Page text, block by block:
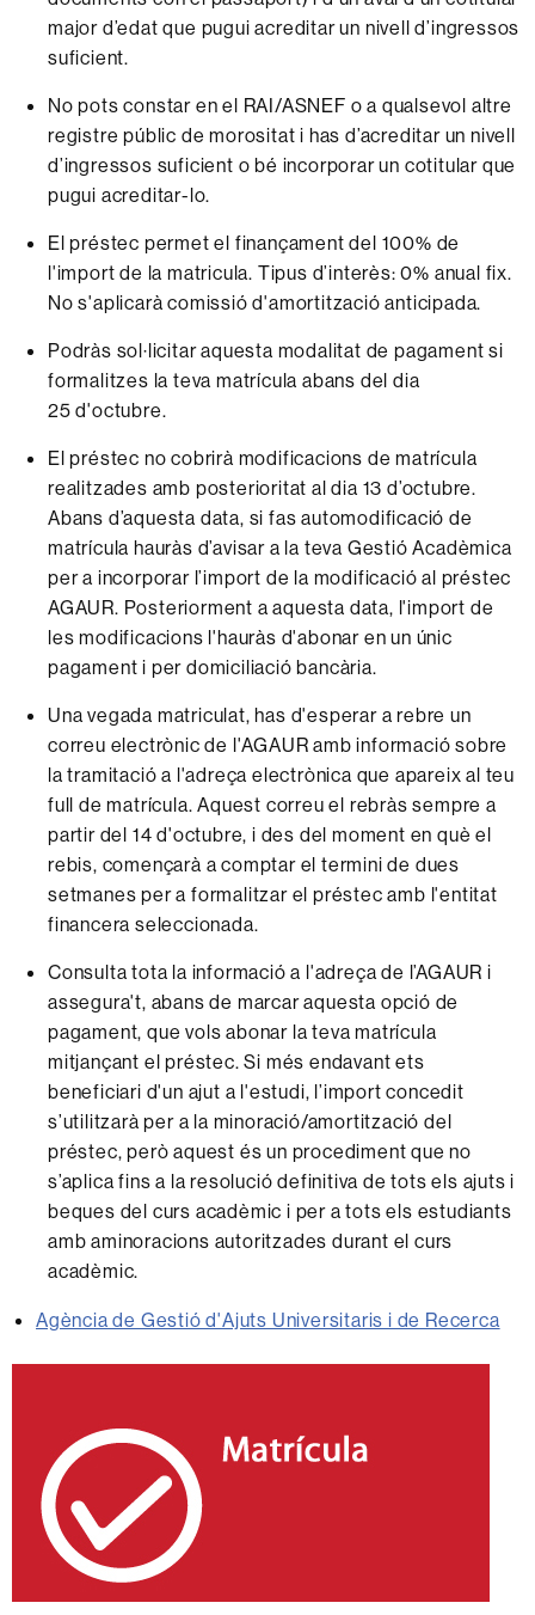
major d’edat que pugui acreditar un nivell d’ingressos
suficient.
No pots constar en el RAI/ASNEF o a qualsevol altre
registre públic de morositat i has d’acreditar un nivell
d’ingressos suficient o bé incorporar un cotitular que
pugui acreditar-lo.
El préstec permet el finançament del 100% de
l'import de la matricula. Tipus d’interès: 0% anual fix.
No s'aplicarà comissió d'amortització anticipada.
Podràs sol·licitar aquesta modalitat de pagament si
formalitzes la teva matrícula abans del dia
25 d'octubre.
El préstec no cobrirà modificacions de matrícula
realitzades amb posterioritat al dia 13 d’octubre.
Abans d’aquesta data, si fas automodificació de
matrícula hauràs d’avisar a la teva Gestió Acadèmica
per a incorporar l’import de la modificació al préstec
AGAUR. Posteriorment a aquesta data, l'import de
les modificacions l'hauràs d'abonar en un únic
pagament i per domiciliació bancària.
Una vegada matriculat, has d'esperar a rebre un
correu electrònic de l'AGAUR amb informació sobre
la tramitació a l'adreça electrònica que apareix al teu
full de matrícula. Aquest correu el rebràs sempre a
partir del 14 d'octubre, i des del moment en què el
rebis, començarà a comptar el termini de dues
setmanes per a formalitzar el préstec amb l'entitat
financera seleccionada.
Consulta tota la informació a l'adreça de l’AGAUR i
assegura't, abans de marcar aquesta opció de
pagament, que vols abonar la teva matrícula
mitjançant el préstec. Si més endavant ets
beneficiari d'un ajut a l'estudi, l’import concedit
s’utilitzarà per a la minoració/amortització del
préstec, però aquest és un procediment que no
s’aplica fins a la resolució definitiva de tots els ajuts i
beques del curs acadèmic i per a tots els estudiants
amb aminoracions autoritzades durant el curs
acadèmic.
Agència de Gestió d'Ajuts Universitaris i de Recerca
Informació